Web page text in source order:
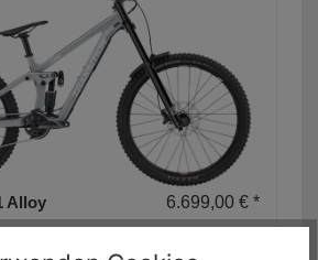
Alloy
6.699,00 € *